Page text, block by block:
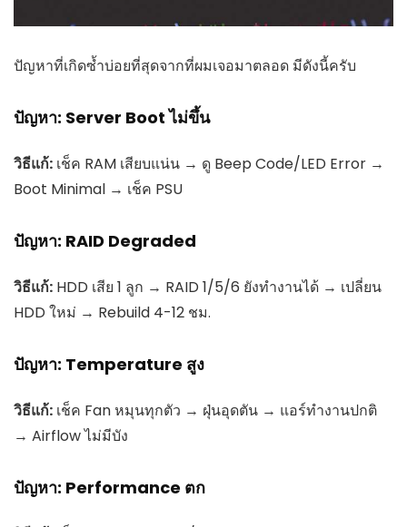
ปัญหาที่เกิดซ้ำบ่อยที่สุดจากที่ผมเจอมาตลอด มีดังนี้ครับ
ปัญหา: Server Boot ไม่ขึ้น
วิธีแก้: เช็ค RAM เสียบแน่น → ดู Beep Code/LED Error →
Boot Minimal → เช็ค PSU
ปัญหา: RAID Degraded
วิธีแก้: HDD เสีย 1 ลูก → RAID 1/5/6 ยังทำงานได้ → เปลี่ยน
HDD ใหม่ → Rebuild 4-12 ชม.
ปัญหา: Temperature สูง
วิธีแก้: เช็ค Fan หมุนทุกตัว → ฝุ่นอุดตัน → แอร์ทำงานปกติ
→ Airflow ไม่มีบัง
ปัญหา: Performance ตก